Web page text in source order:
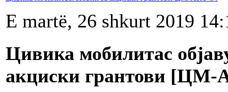
E martë, 26 shkurt 2019
Цивика мобилитас
акциски грантови [ЦМ-